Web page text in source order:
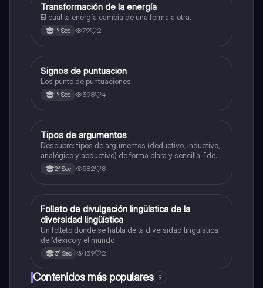
Español
Transformación de la energía
El cual la energía cambia de una forma a otra.
1º Sec 79 2
Español
Signos de puntuacion
Los punto de puntuaciones
1º Sec 398 4
Español
Tipos de argumentos
Descubre: tipos de argumentos (deductivo, inductivo,
analógico y abductivo) de forma clara y sencilla. Ideal
para estudiantes de secundaria que quieren mejorar
sus habilidades de razonamiento y expresión escrita.
2º Sec 582 8
Español
Folleto de divulgación lingüística de la
diversidad lingüística
Un folleto donde se habla de la diversidad lingüística
de México y el mundo
3º Sec 139 2
Contenidos más populares 9